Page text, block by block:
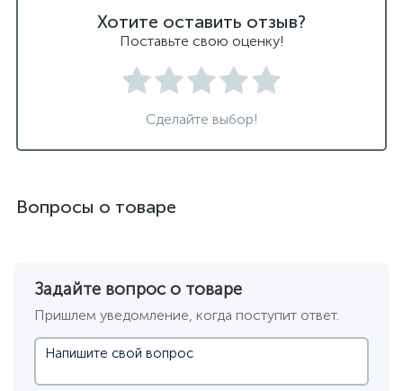
Хотите оставить отзыв?
Поставьте свою оценку!
Сделайте выбор!
Вопросы о товаре
Задайте вопрос о товаре
Пришлем уведомление, когда поступит ответ.